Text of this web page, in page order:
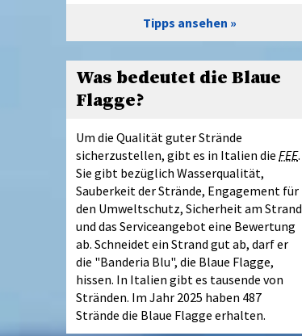
Tipps ansehen
Was bedeutet die Blaue
Flagge?
Um die Qualität guter Strände
sicherzustellen, gibt es in Italien die FEE.
Sie gibt bezüglich Wasserqualität,
Sauberkeit der Strände, Engagement für
den Umweltschutz, Sicherheit am Strand
und das Serviceangebot eine Bewertung
ab. Schneidet ein Strand gut ab, darf er
die "Banderia Blu", die Blaue Flagge,
hissen. In Italien gibt es tausende von
Stränden. Im Jahr 2025 haben 487
Strände die Blaue Flagge erhalten.